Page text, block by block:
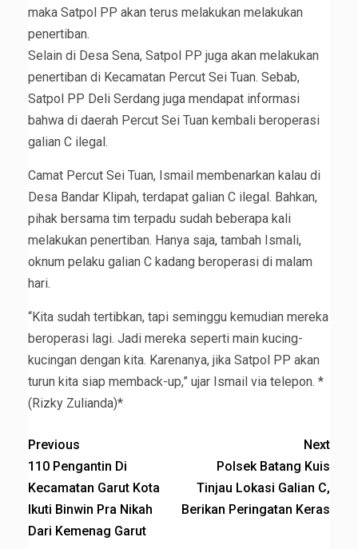
maka Satpol PP akan terus melakukan melakukan
penertiban.
Selain di Desa Sena, Satpol PP juga akan melakukan
penertiban di Kecamatan Percut Sei Tuan. Sebab,
Satpol PP Deli Serdang juga mendapat informasi
bahwa di daerah Percut Sei Tuan kembali beroperasi
galian C ilegal.
Camat Percut Sei Tuan, Ismail membenarkan kalau di
Desa Bandar Klipah, terdapat galian C ilegal. Bahkan,
pihak bersama tim terpadu sudah beberapa kali
melakukan penertiban. Hanya saja, tambah Ismali,
oknum pelaku galian C kadang beroperasi di malam
hari.
“Kita sudah tertibkan, tapi seminggu kemudian mereka
beroperasi lagi. Jadi mereka seperti main kucing-
kucingan dengan kita. Karenanya, jika Satpol PP akan
turun kita siap memback-up,” ujar Ismail via telepon. *
(Rizky Zulianda)*
Previous
110 Pengantin Di
Kecamatan Garut Kota
Ikuti Binwin Pra Nikah
Dari Kemenag Garut
Next
Polsek Batang Kuis
Tinjau Lokasi Galian C,
Berikan Peringatan Keras